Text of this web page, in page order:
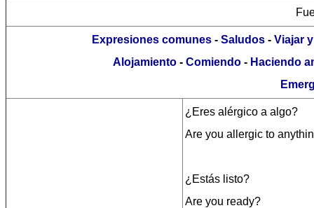
Expresiones comunes- Saludos- Viajar
Alojamiento - Comiendo - Haciendo
¿Eres alérgico a algo?
Are you allergic to
¿Estás listo?
Are you ready?